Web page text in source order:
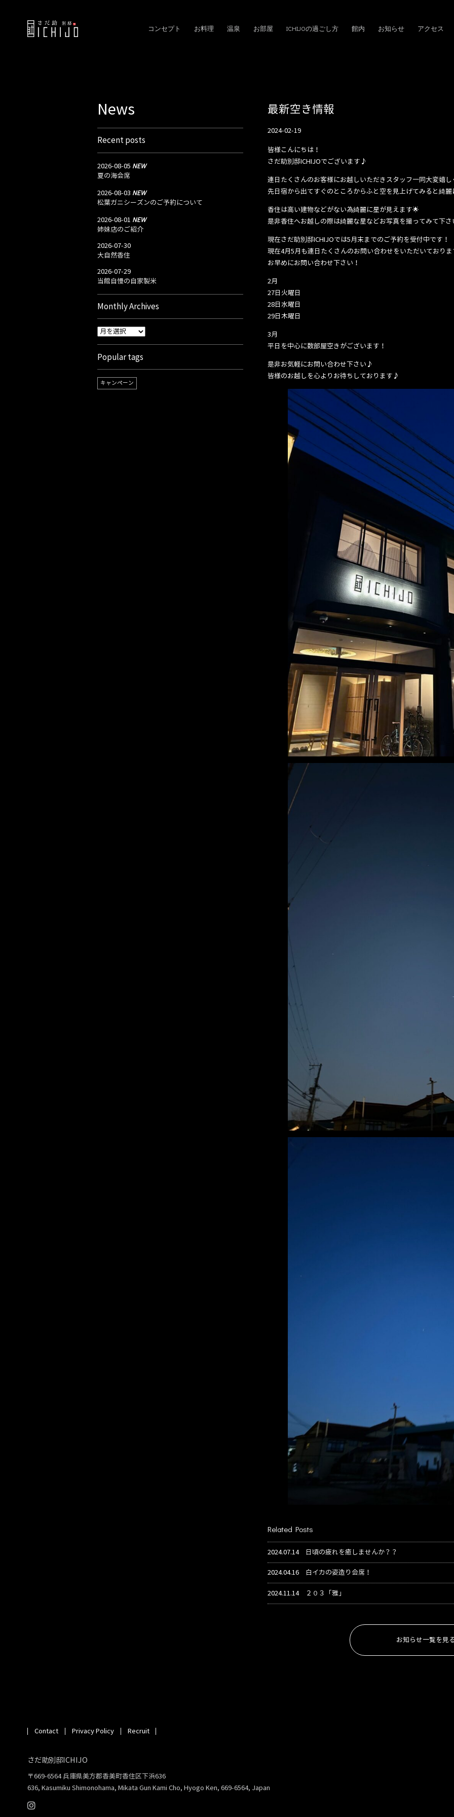
コンセプト お料理 温泉 お部屋 ICHIJOの過ごし方 館内 お知らせ アクセス
News
Recent posts
2026-08-05 NEW
夏の海会席
2026-08-03 NEW
松葉ガニシーズンのご予約について
2026-08-01 NEW
姉妹店のご紹介
2026-07-30
大自然香住
2026-07-29
当館自慢の自家製米
Monthly Archives
Popular tags
キャンペーン
最新空き情報
2024-02-19
皆様こんにちは！
さだ助別邸ICHIJOでございます♪
連日たくさんのお客様にお越しいただきスタッフ一同大変嬉
先日宿から出てすぐのところからふと空を見上げてみると綺
香住は高い建物などがない為綺麗に星が見えます🌟
是非香住へお越しの際は綺麗な星などお写真を撮ってみて下
現在さだ助別邸ICHIJOでは5月末までのご予約を受付中です！
現在4月5月も連日たくさんのお問い合わせをいただいておりま
お早めにお問い合わせ下さい！
2月
27日火曜日
28日水曜日
29日木曜日
3月
平日を中心に数部屋空きがございます！
是非お気軽にお問い合わせ下さい♪
皆様のお越しを心よりお待ちしております♪
Related Posts
2024.07.14 日頃の疲れを癒しませんか？？
2024.04.16 白イカの姿造り会席！
2024.11.14 ２０３「雅」
お知らせ一覧を見
Contact Privacy Policy Recruit
さだ助別邸ICHIJO
〒669-6564 兵庫県美方郡香美町香住区下浜636
636, Kasumiku Shimonohama, Mikata Gun Kami Cho, Hyogo Ken, 669-6564, Japan